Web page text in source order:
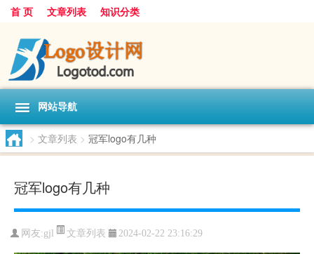
首 页 文章列表 知识分类
网站导航
> 文章列表 > 冠军logo有几种
冠军logo有几种
网友:gjl 文章列表 2024-02-22 23:16:29